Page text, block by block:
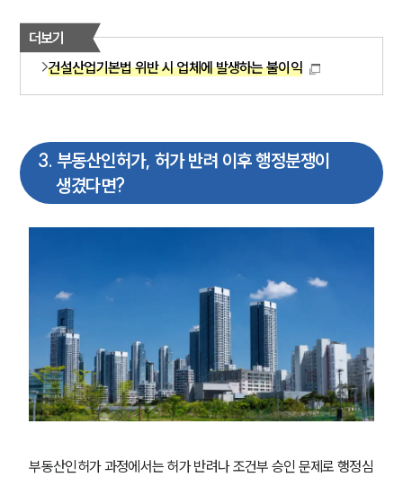
더보기
건설산업기본법 위반 시 업체에 발생하는 불이익
3. 부동산인허가, 허가 반려 이후 행정분쟁이
생겼다면?
부동산인허가 과정에서는 허가 반려나 조건부 승인 문제로 행정심